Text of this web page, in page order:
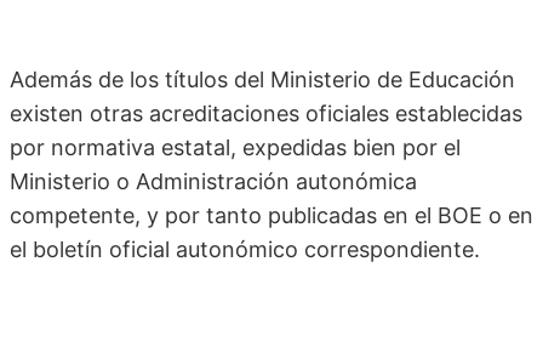
Además de los títulos del Ministerio de Educación
existen otras acreditaciones oficiales establecidas
por normativa estatal, expedidas bien por el
Ministerio o Administración autonómica
competente, y por tanto publicadas en el BOE o en
el boletín oficial autonómico correspondiente.